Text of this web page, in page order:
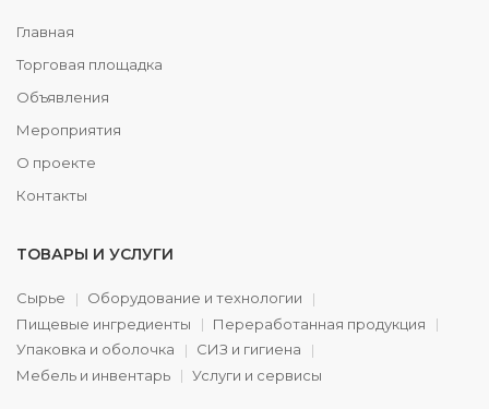
Главная
Торговая площадка
Объявления
Мероприятия
О проекте
Контакты
ТОВАРЫ И УСЛУГИ
Сырье
Оборудование и технологии
Пищевые ингредиенты
Переработанная продукция
Упаковка и оболочка
СИЗ и гигиена
Мебель и инвентарь
Услуги и сервисы